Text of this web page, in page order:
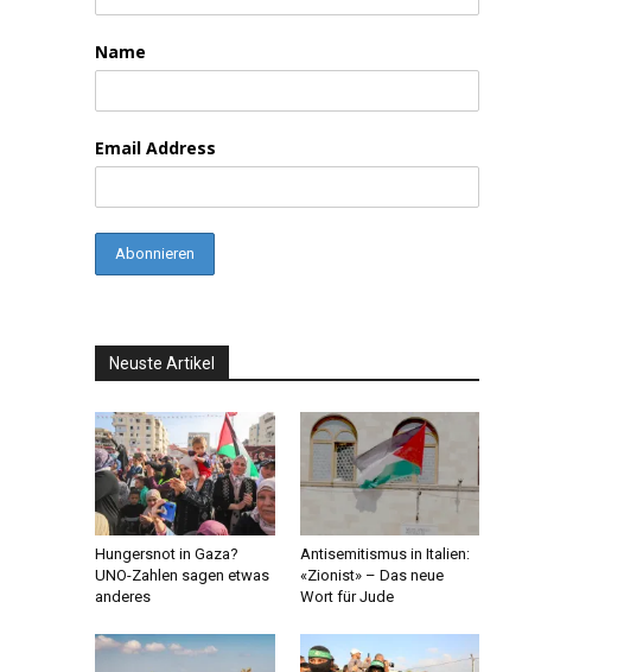
Name
Email Address
Neuste Artikel
Hungersnot in Gaza?
UNO-Zahlen sagen etwas
anderes
Antisemitismus in Italien:
«Zionist» – Das neue
Wort für Jude